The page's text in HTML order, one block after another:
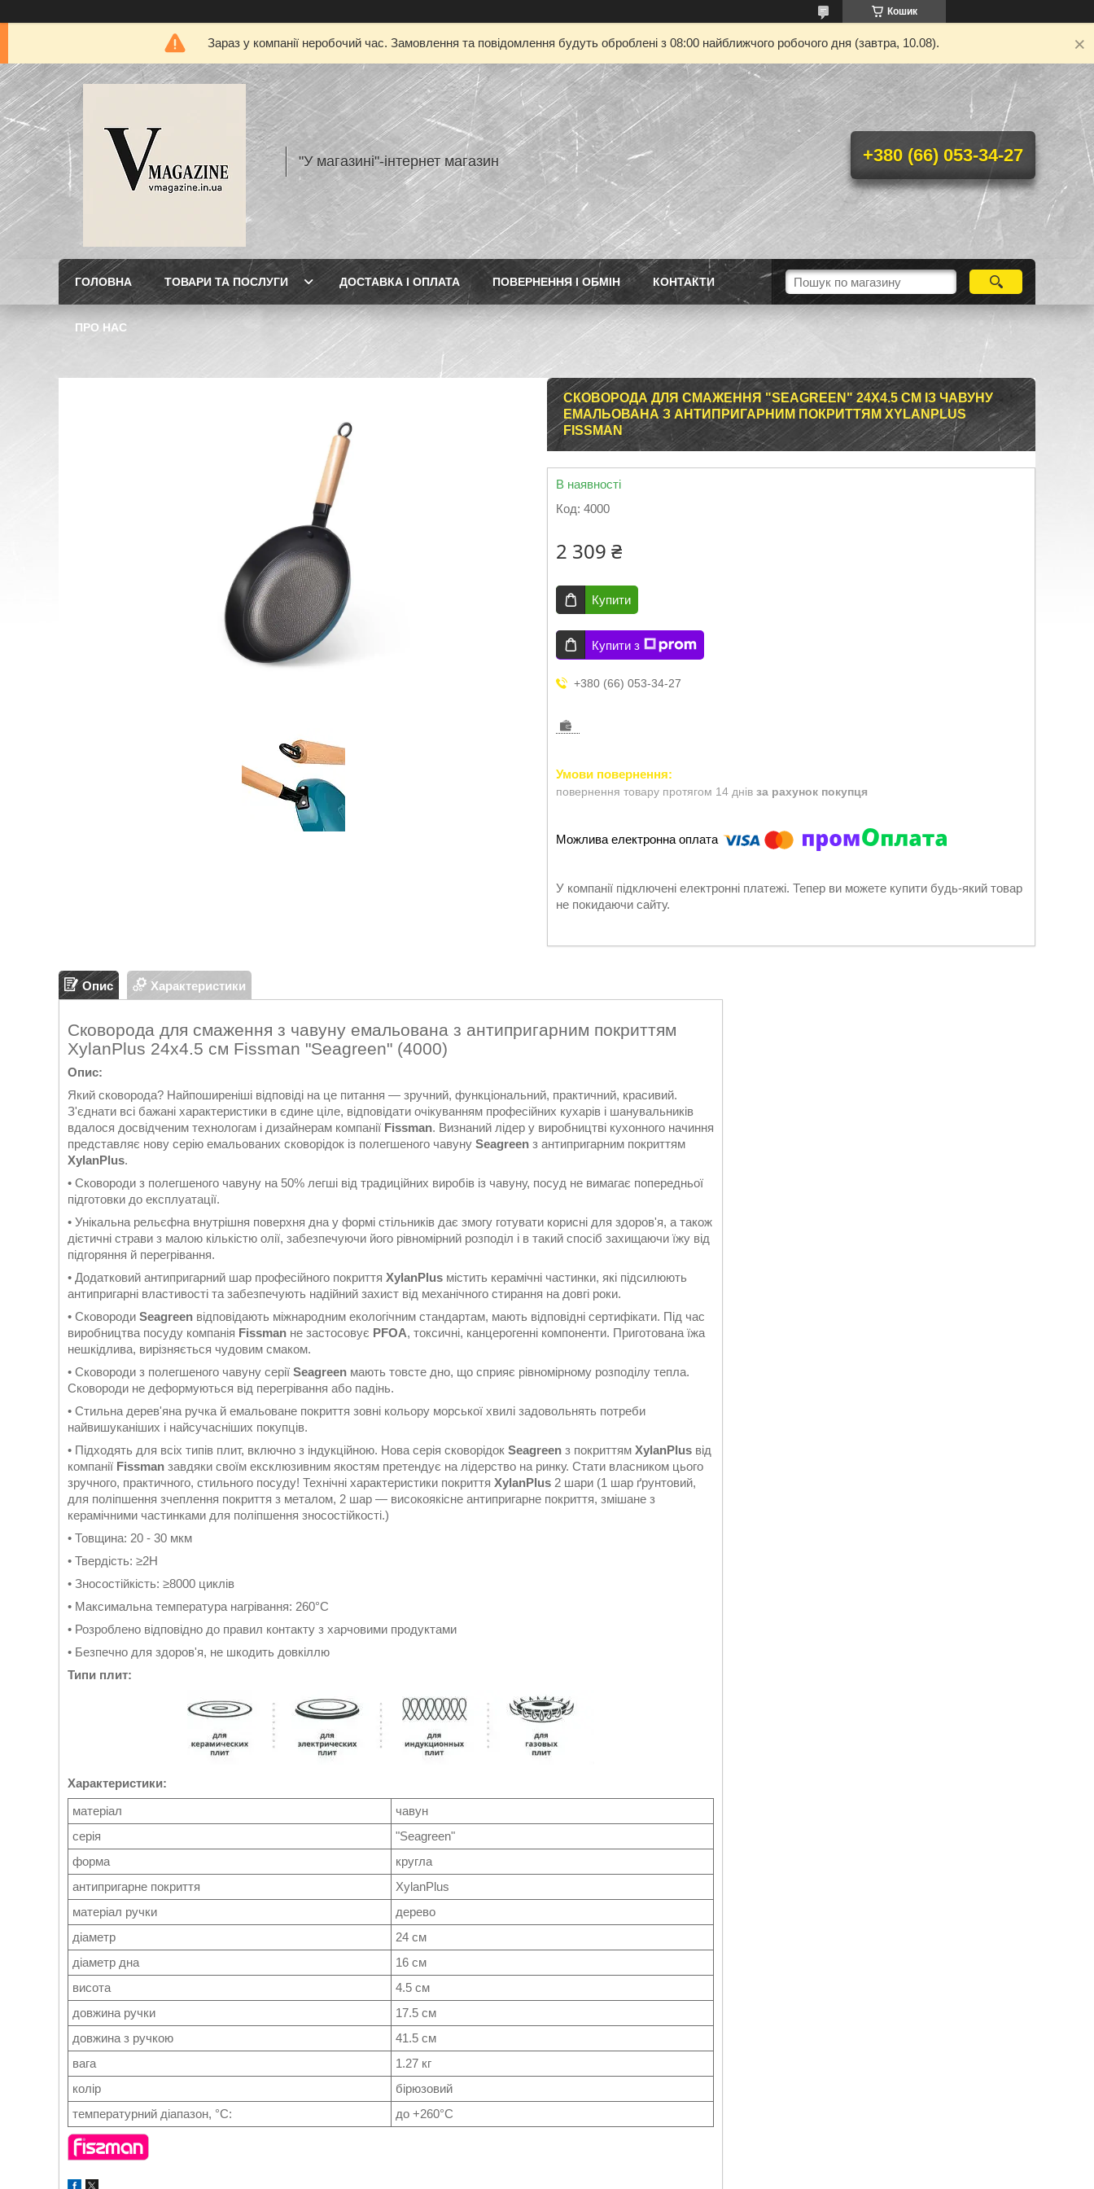
Кошик
Зараз у компанії неробочий час. Замовлення та повідомлення будуть оброблені з 08:00 найближчого робочого дня (завтра, 10.08).
"У магазині"-інтернет магазин +380 (66) 053-34-27
ГОЛОВНА ТОВАРИ ТА ПОСЛУГИ ДОСТАВКА І ОПЛАТА ПОВЕРНЕННЯ І ОБМІН КОНТАКТИ
ПРО НАС
СКОВОРОДА ДЛЯ СМАЖЕННЯ "SEAGREEN" 24Х4.5 СМ ІЗ ЧАВУНУ
ЕМАЛЬОВАНА З АНТИПРИГАРНИМ ПОКРИТТЯМ XYLANPLUS
FISSMAN
В наявності
Код: 4000
2 309 ₴
Купити
Купити з
+380 (66) 053-34-27
повернення товару протягом 14 днів за рахунок покупця
У компанії підключені електронні платежі. Тепер ви можете купити будь-який товар
не покидаючи сайту.
Опис Характеристики
Сковорода для смаження з чавуну емальована з антипригарним покриттям
XylanPlus 24х4.5 см Fissman "Seagreen" (4000)
Опис:
Який сковорода? Найпоширеніші відповіді на це питання — зручний, функціональний, практичний, красивий.
З'єднати всі бажані характеристики в єдине ціле, відповідати очікуванням професійних кухарів і шанувальників
вдалося досвідченим технологам і дизайнерам компанії Fissman. Визнаний лідер у виробництві кухонного начиння
представляє нову серію емальованих сковорідок із полегшеного чавуну Seagreen з антипригарним покриттям
XylanPlus.
• Сковороди з полегшеного чавуну на 50% легші від традиційних виробів із чавуну, посуд не вимагає попередньої
підготовки до експлуатації.
• Унікальна рельєфна внутрішня поверхня дна у формі стільників дає змогу готувати корисні для здоров'я, а також
дієтичні страви з малою кількістю олії, забезпечуючи його рівномірний розподіл і в такий спосіб захищаючи їжу від
підгоряння й перегрівання.
• Додатковий антипригарний шар професійного покриття XylanPlus містить керамічні частинки, які підсилюють
антипригарні властивості та забезпечують надійний захист від механічного стирання на довгі роки.
• Сковороди Seagreen відповідають міжнародним екологічним стандартам, мають відповідні сертифікати. Під час
виробництва посуду компанія Fissman не застосовує PFOA, токсичні, канцерогенні компоненти. Приготована їжа
нешкідлива, вирізняється чудовим смаком.
• Сковороди з полегшеного чавуну серії Seagreen мають товсте дно, що сприяє рівномірному розподілу тепла.
Сковороди не деформуються від перегрівання або падінь.
• Стильна дерев'яна ручка й емальоване покриття зовні кольору морської хвилі задовольнять потреби
найвишуканіших і найсучасніших покупців.
• Підходять для всіх типів плит, включно з індукційною. Нова серія сковорідок Seagreen з покриттям XylanPlus від
компанії Fissman завдяки своїм ексклюзивним якостям претендує на лідерство на ринку. Стати власником цього
зручного, практичного, стильного посуду! Технічні характеристики покриття XylanPlus 2 шари (1 шар ґрунтовий,
для поліпшення зчеплення покриття з металом, 2 шар — високоякісне антипригарне покриття, змішане з
керамічними частинками для поліпшення зносостійкості.)
• Товщина: 20 - 30 мкм
• Твердість: ≥2H
• Зносостійкість: ≥8000 циклів
• Максимальна температура нагрівання: 260°C
• Розроблено відповідно до правил контакту з харчовими продуктами
• Безпечно для здоров'я, не шкодить довкіллю
Типи плит:
Характеристики:
матеріал
чавун
серія
"Seagreen"
форма
кругла
антипригарне покриття
XylanPlus
матеріал ручки
дерево
діаметр
24 см
діаметр дна
16 см
висота
4.5 см
довжина ручки
17.5 см
довжина з ручкою
41.5 см
вага
1.27 кг
колір
бірюзовий
температурний діапазон, °C:
до +260°C